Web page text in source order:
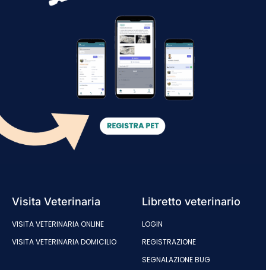
Visita Veterinaria
VISITA VETERINARIA ONLINE
VISITA VETERINARIA DOMICILIO
Libretto veterinario
LOGIN
REGISTRAZIONE
SEGNALAZIONE BUG